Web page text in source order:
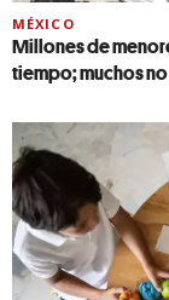
MÉXICO
Millones de
tiempo; muchos